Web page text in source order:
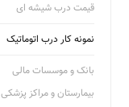
قیمت درب شیشه ای
نمونه کار درب اتوماتیک
بانک و موسسات مالی
بیمارستان و مراکز پزشکی